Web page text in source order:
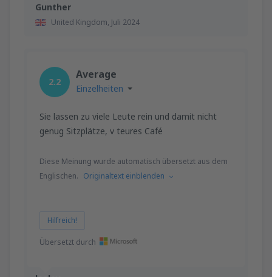
Gunther
United Kingdom, Juli 2024
2.2
Average
Einzelheiten
Sie lassen zu viele Leute rein und damit nicht
genug Sitzplätze, v teures Café
Diese Meinung wurde automatisch übersetzt aus dem
Englischen. Originaltext einblenden
Hilfreich!
Übersetzt durch